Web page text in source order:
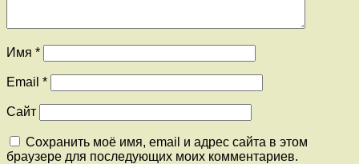
Имя *
Email *
Сайт
Сохранить моё имя, email и адрес сайта в этом
браузере для последующих моих комментариев.